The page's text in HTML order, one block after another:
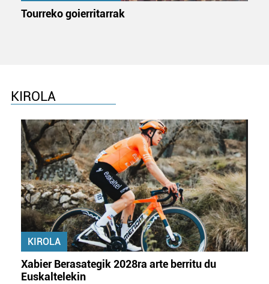
Tourreko goierritarrak
KIROLA
KIROLA
Xabier Berasategik 2028ra arte berritu du
Euskaltelekin